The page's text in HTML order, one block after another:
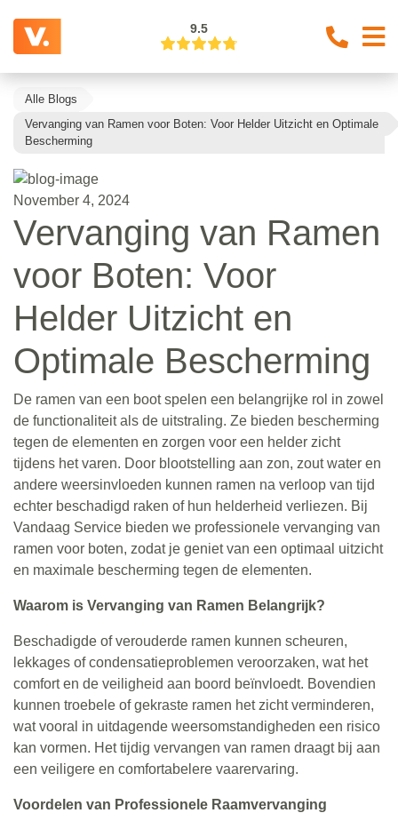
9.5
Alle Blogs
Vervanging van Ramen voor Boten: Voor Helder Uitzicht en Optimale
Bescherming
November 4, 2024
Vervanging van Ramen
voor Boten: Voor
Helder Uitzicht en
Optimale Bescherming
De ramen van een boot spelen een belangrijke rol in zowel
de functionaliteit als de uitstraling. Ze bieden bescherming
tegen de elementen en zorgen voor een helder zicht
tijdens het varen. Door blootstelling aan zon, zout water en
andere weersinvloeden kunnen ramen na verloop van tijd
echter beschadigd raken of hun helderheid verliezen. Bij
Vandaag Service bieden we professionele vervanging van
ramen voor boten, zodat je geniet van een optimaal uitzicht
en maximale bescherming tegen de elementen.
Waarom is Vervanging van Ramen Belangrijk?
Beschadigde of verouderde ramen kunnen scheuren,
lekkages of condensatieproblemen veroorzaken, wat het
comfort en de veiligheid aan boord beïnvloedt. Bovendien
kunnen troebele of gekraste ramen het zicht verminderen,
wat vooral in uitdagende weersomstandigheden een risico
kan vormen. Het tijdig vervangen van ramen draagt bij aan
een veiligere en comfortabelere vaarervaring.
Voordelen van Professionele Raamvervanging